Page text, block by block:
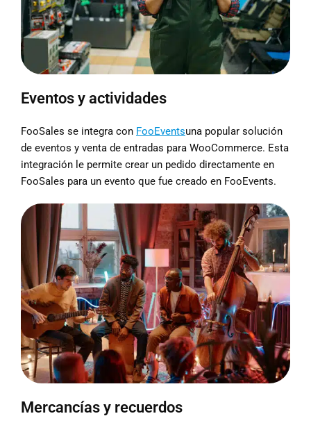
Eventos y actividades
FooSales se integra con FooEventsuna popular solución
de eventos y venta de entradas para WooCommerce. Esta
integración le permite crear un pedido directamente en
FooSales para un evento que fue creado en FooEvents.
Mercancías y recuerdos